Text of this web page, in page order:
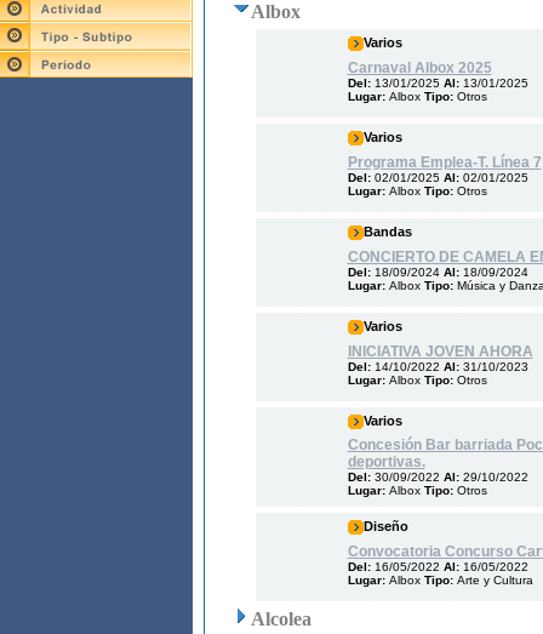
Albox
Varios
Carnaval Albox 2025
Del: 13/01/2025 Al: 13/01/2025
Lugar: AlboxTipo: Otros
Varios
Programa Emplea-T. Línea 7
Del: 02/01/2025 Al: 02/01/2025
Lugar: AlboxTipo: Otros
Bandas
CONCIERTO DE CAMELA
Del: 18/09/2024 Al: 18/09/2024
Lugar: AlboxTipo: Música y
Varios
INICIATIVA JOVEN AHORA
Del: 14/10/2022 Al: 31/10/2023
Lugar: AlboxTipo: Otros
Varios
Concesión Bar barriada
deportivas.
Del: 30/09/2022 Al: 29/10/2022
Lugar: AlboxTipo: Otros
Diseño
Convocatoria Concurso
Del: 16/05/2022 Al: 16/05/2022
Lugar: AlboxTipo: Arte y Cultura
Alcolea